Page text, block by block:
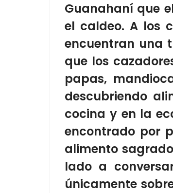
Guanahaní que
el caldeo. A los
encuentran una
que los
papas,
descubriendo
cocina y en la
encontrado por
alimento
lado a
únicamente